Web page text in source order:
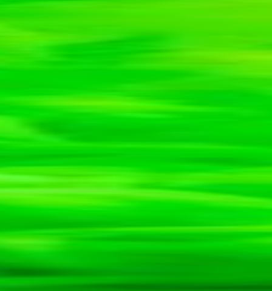
Accueil
Création de sites web
Référencement naturel
Publicité Google Ads
Gestion des médias
sociaux
CMS intuitif
Vêtements Personnalisés
FAQ
Projets
Étiquette Ta Bière
Enseignes Commerciales
Nous joindre
1 (844) 877-6273